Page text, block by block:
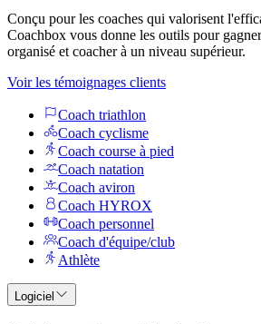
Conçu pour les coaches qui valorisent
Coachbox vous donne les outils pour
organisé et coacher à un niveau supérieur.
Voir les témoignages clients
Coach triathlon
Coach cyclisme
Coach course à pied
Coach natation
Coach aviron
Coach HYROX
Coach personnel
Coach d'équipe/club
Athlète
Logiciel